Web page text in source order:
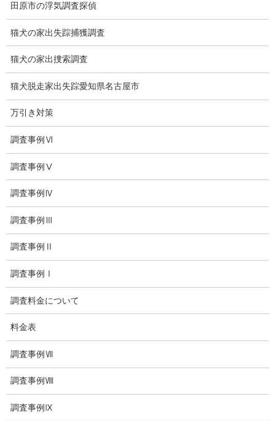
法令遵守
推奨・提携法律事務所
探偵コラム
探偵日記
夫婦の信頼関係
お知らせ
いじめ相談
子供の虐待
児童虐待防止対策
子供のいじめ相談
いじめ相談・愛知県名古屋
子供のいじめ問題・いじめ相談、小学生、中学生、高校生
日本版DBS
お問い合わせ
田原市の浮気調査探偵
猫犬の家出失踪捕獲調査
猫犬の家出捜索調査
猫犬脱走家出失踪愛知県名古屋市
万引き対策
調査事例Ⅵ
調査事例Ⅴ
調査事例Ⅳ
調査事例Ⅲ
調査事例Ⅱ
調査事例Ⅰ
調査料金について
料金表
調査事例Ⅶ
調査事例Ⅷ
調査事例Ⅸ